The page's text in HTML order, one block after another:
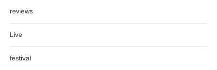
reviews
Live
festival